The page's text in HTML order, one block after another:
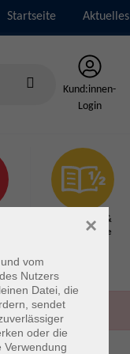
Startseite Aktuelles
Kund:innen-
Login
Grundbildung &
Schulabschlüsse
vom
Nutzers
Datei, die
sendet
oder die
Verwendung
×